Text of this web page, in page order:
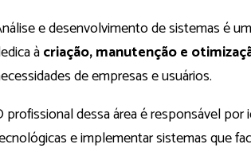
e desenvolvimento de sistemas é
àcriação, manutenção e
de empresas e usuários.
profissional dessa área é responsável
e implementar sistemas que